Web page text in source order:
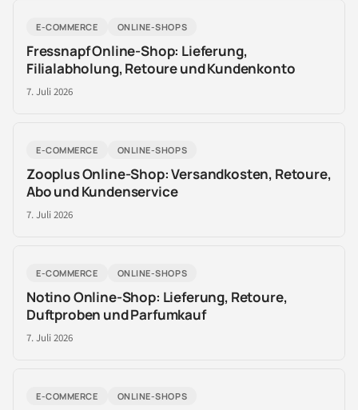
E-COMMERCE ONLINE-SHOPS
Fressnapf Online-Shop: Lieferung,
Filialabholung, Retoure und Kundenkonto
7. Juli 2026
E-COMMERCE ONLINE-SHOPS
Zooplus Online-Shop: Versandkosten, Retoure,
Abo und Kundenservice
7. Juli 2026
E-COMMERCE ONLINE-SHOPS
Notino Online-Shop: Lieferung, Retoure,
Duftproben und Parfumkauf
7. Juli 2026
E-COMMERCE ONLINE-SHOPS